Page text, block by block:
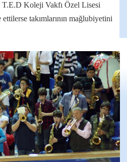
T.E.D Koleji Vakfı Özel Lisesi
takımlarının mağlubiyetini